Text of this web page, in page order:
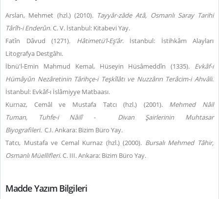
Arslan, Mehmet (hzl.) (2010). Tayyâr-zâde Atâ, Osmanlı Saray Tarihi
Târîh-i Enderûn. C. V. İstanbul: Kitabevi Yay.
Fatîn Dâvud (1271). Hâtimetü’l-Eş’âr. İstanbul: İstihkâm Alayları
Litografya Destgâhı.
İbnü'l-Emin Mahmud Kemal, Hüseyin Hüsâmeddîn (1335). Evkâf-ı
Hümâyûn Nezâretinin Târihçe-i Teşkîlâtı ve Nuzzârın Terâcim-i Ahvâli.
İstanbul: Evkâf-ı İslâmiyye Matbaası.
Kurnaz, Cemâl ve Mustafa Tatcı (hzl.) (2001). Mehmed Nâil
Tuman,
Tuhfe-i Nâilî -
Divan Şairlerinin Muhtasar
Biyografileri. C.I.Ankara: Bizim Büro Yay.
Tatcı, Mustafa ve Cemal Kurnaz (hzl.) (2000). Bursalı Mehmed Tâhir,
Osmanlı Müellifleri. C. III. Ankara: Bizim Büro Yay.
Madde Yazım Bilgileri